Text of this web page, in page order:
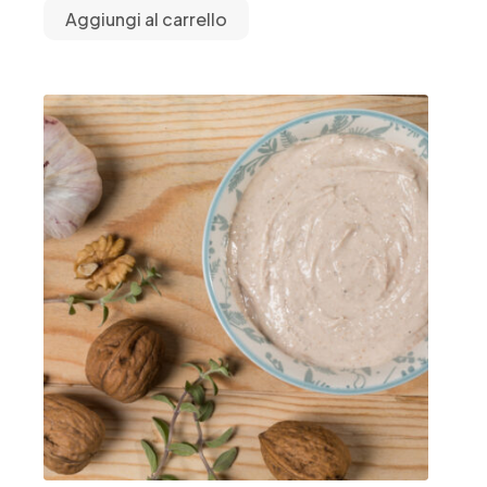
Aggiungi al carrello